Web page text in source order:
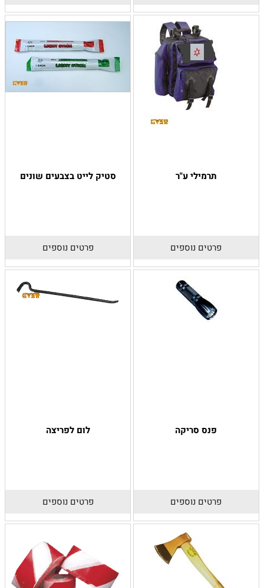
תרמילי ע"ר
פרטים נוספים
סטיק לייט בצבעים שונים
פרטים נוספים
פנס סריקה
פרטים נוספים
לום לפריצה
פרטים נוספים